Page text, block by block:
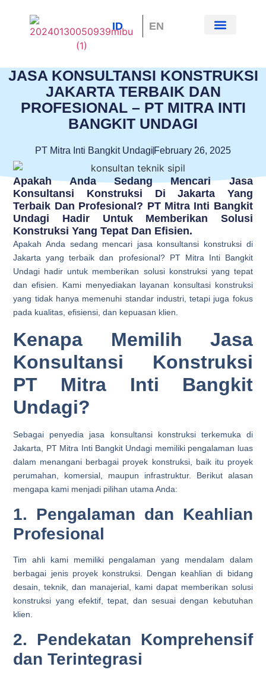
ID EN
JASA KONSULTANSI KONSTRUKSI
JAKARTA TERBAIK DAN
PROFESIONAL – PT MITRA INTI
BANGKIT UNDAGI
PT Mitra Inti Bangkit Undagi February 26, 2025
Apakah Anda Sedang Mencari Jasa
Konsultansi Konstruksi Di Jakarta Yang
Terbaik Dan Profesional? PT Mitra Inti Bangkit
Undagi Hadir Untuk Memberikan Solusi
Konstruksi Yang Tepat Dan Efisien.
Apakah Anda sedang mencari jasa konsultansi konstruksi di
Jakarta yang terbaik dan profesional? PT Mitra Inti Bangkit
Undagi hadir untuk memberikan solusi konstruksi yang tepat
dan efisien. Kami menyediakan layanan konsultasi konstruksi
yang tidak hanya memenuhi standar industri, tetapi juga fokus
pada kualitas, efisiensi, dan kepuasan klien.
Kenapa Memilih Jasa
Konsultansi Konstruksi
PT Mitra Inti Bangkit
Undagi?
Sebagai penyedia jasa konsultansi konstruksi terkemuka di
Jakarta, PT Mitra Inti Bangkit Undagi memiliki pengalaman luas
dalam menangani berbagai proyek konstruksi, baik itu proyek
perumahan, komersial, maupun infrastruktur. Berikut alasan
mengapa kami menjadi pilihan utama Anda:
1. Pengalaman dan Keahlian
Profesional
Tim ahli kami memiliki pengalaman yang mendalam dalam
berbagai jenis proyek konstruksi. Dengan keahlian di bidang
desain, teknik, dan manajerial, kami dapat memberikan solusi
konstruksi yang efektif, tepat, dan sesuai dengan kebutuhan
klien.
2. Pendekatan Komprehensif
dan Terintegrasi